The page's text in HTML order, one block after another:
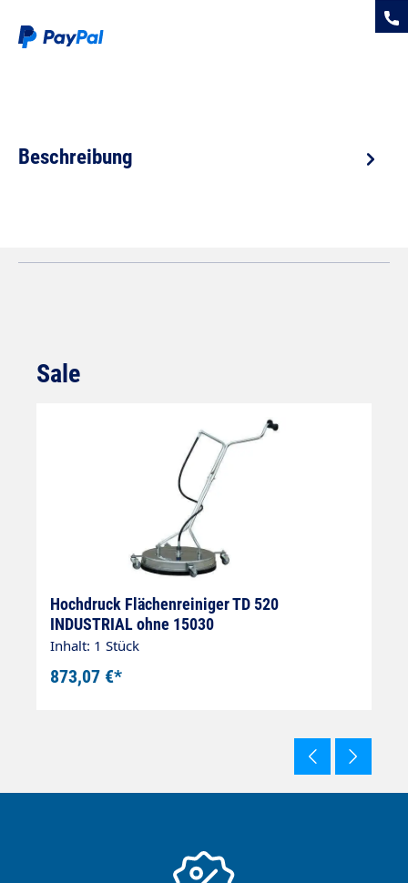
Beschreibung
Produktgalerie überspringen
Sale
Hochdruck Flächenreiniger TD 520
INDUSTRIAL ohne 15030
Inhalt: 1 Stück
873,07 €*